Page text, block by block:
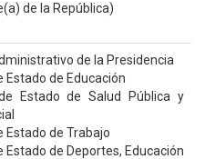
de la República)
de la Presidencia
Estado de Educación
Estado de Salud Pública y
Estado de Trabajo
Estado de Deportes, Educación